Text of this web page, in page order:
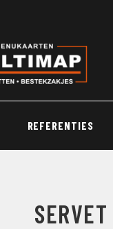
REFERENTIES